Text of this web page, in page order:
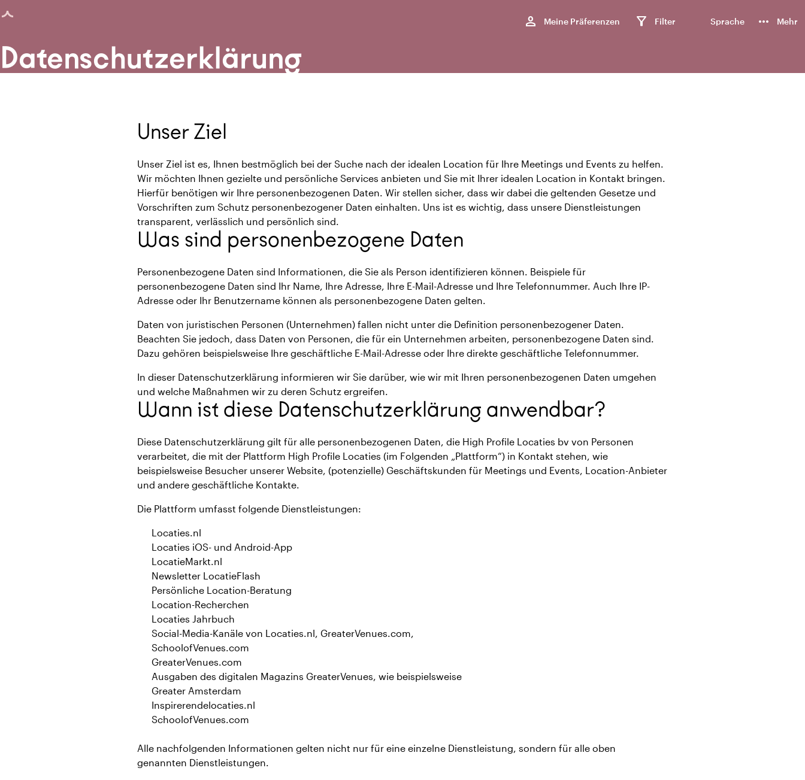
geladen
Meine Präferenzen
person Filter
filter_alt Sprache Mehr
more_horiz
Datenschutzerklärung
Unser Ziel
Unser Ziel ist es, Ihnen bestmöglich bei der Suche nach der idealen Location für Ihre Meetings und Events zu helfen.
Wir möchten Ihnen gezielte und persönliche Services anbieten und Sie mit Ihrer idealen Location in Kontakt bringen.
Hierfür benötigen wir Ihre personenbezogenen Daten. Wir stellen sicher, dass wir dabei die geltenden Gesetze und
Vorschriften zum Schutz personenbezogener Daten einhalten. Uns ist es wichtig, dass unsere Dienstleistungen
transparent, verlässlich und persönlich sind.
Was sind personenbezogene Daten
Personenbezogene Daten sind Informationen, die Sie als Person identifizieren können. Beispiele für
personenbezogene Daten sind Ihr Name, Ihre Adresse, Ihre E-Mail-Adresse und Ihre Telefonnummer. Auch Ihre IP-
Adresse oder Ihr Benutzername können als personenbezogene Daten gelten.
Daten von juristischen Personen (Unternehmen) fallen nicht unter die Definition personenbezogener Daten.
Beachten Sie jedoch, dass Daten von Personen, die für ein Unternehmen arbeiten, personenbezogene Daten sind.
Dazu gehören beispielsweise Ihre geschäftliche E-Mail-Adresse oder Ihre direkte geschäftliche Telefonnummer.
In dieser Datenschutzerklärung informieren wir Sie darüber, wie wir mit Ihren personenbezogenen Daten umgehen
und welche Maßnahmen wir zu deren Schutz ergreifen.
Wann ist diese Datenschutzerklärung anwendbar?
Diese Datenschutzerklärung gilt für alle personenbezogenen Daten, die High Profile Locaties bv von Personen
verarbeitet, die mit der Plattform High Profile Locaties (im Folgenden „Plattform“) in Kontakt stehen, wie
beispielsweise Besucher unserer Website, (potenzielle) Geschäftskunden für Meetings und Events, Location-Anbieter
und andere geschäftliche Kontakte.
Die Plattform umfasst folgende Dienstleistungen:
Locaties.nl
Locaties iOS- und Android-App
LocatieMarkt.nl
Newsletter LocatieFlash
Persönliche Location-Beratung
Location-Recherchen
Locaties Jahrbuch
Social-Media-Kanäle von Locaties.nl, GreaterVenues.com,
SchoolofVenues.com
GreaterVenues.com
Ausgaben des digitalen Magazins GreaterVenues, wie beispielsweise
Greater Amsterdam
Inspirerendelocaties.nl
SchoolofVenues.com
Alle nachfolgenden Informationen gelten nicht nur für eine einzelne Dienstleistung, sondern für alle oben
genannten Dienstleistungen.